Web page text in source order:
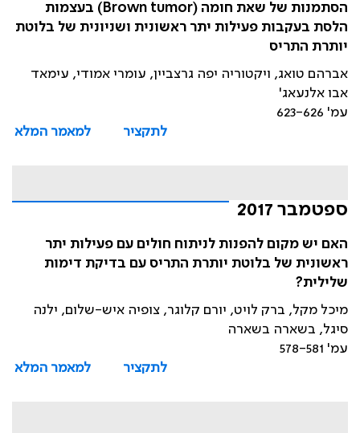
הסתמנות של שאת חומה (Brown tumor) בעצמות
הלסת בעקבות פעילות יתר ראשונית ושניונית של בלוטת
יותרת התריס
אברהם טואג, ויקטוריה יפה גרצביין, עומרי אמודי, עימאד
אבו אלנעאג'
עמ' 623-626
לתקציר
למאמר המלא
ספטמבר 2017
האם יש מקום להפנות לניתוח חולים עם פעילות יתר
ראשונית של בלוטת יותרת התריס עם בדיקת דימות
שלילית?
מיכל מקל, ברק לויט, יורם קלוגר, צופיה איש-שלום, ילנה
סיגל, בשארה בשארה
עמ' 578-581
לתקציר
למאמר המלא